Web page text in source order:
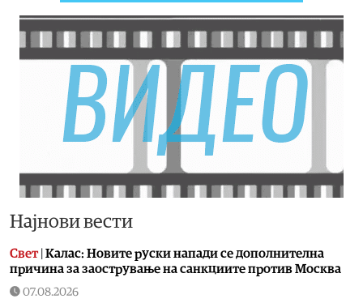
Најнови вести
Свет| Калас: Новите руски напади се дополнителна
причина за заострување на санкциите против Москва
07.08.2026